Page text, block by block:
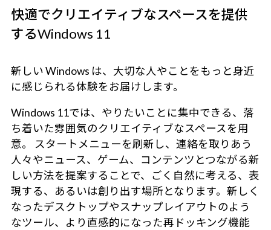
快適でクリエイティブなスペースを提供
するWindows 11
新しい Windows は、大切な人やことをもっと身近
に感じられる体験をお届けします。
Windows 11では、やりたいことに集中できる、落
ち着いた雰囲気のクリエイティブなスペースを用
意。 スタートメニューを刷新し、連絡を取りあう
人々やニュース、ゲーム、コンテンツとつながる新
しい方法を提案することで、ごく自然に考える、表
現する、あるいは創り出す場所となります。新しく
なったデスクトップやスナップレイアウトのよう
なツール、より直感的になった再ドッキング機能